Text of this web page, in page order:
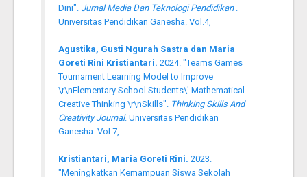
Dini". Jurnal Media Dan Teknologi Pendidikan .
Universitas Pendidikan Ganesha. Vol.4,
Agustika, Gusti Ngurah Sastra dan Maria
Goreti Rini Kristiantari. 2024. "Teams Games
Tournament Learning Model to Improve
\r\nElementary School Students\' Mathematical
Creative Thinking \r\nSkills". Thinking Skills And
Creativity Journal. Universitas Pendidikan
Ganesha. Vol.7,
Kristiantari, Maria Goreti Rini. 2023.
"Meningkatkan Kemampuan Siswa Sekolah